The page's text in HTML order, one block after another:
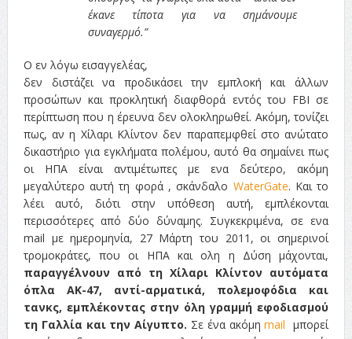
έκανε τίποτα για να σημάνουμε
συναγερμό.”
Ο εν λόγω εισαγγελέας,
δεν διστάζει να προδικάσει την εμπλοκή και άλλων
προσώπων και προκλητική διαφθορά εντός του FBI σε
περίπτωση που η έρευνα δεν ολοκληρωθεί. Ακόμη, τονίζει
πως, αν η Χίλαρι Κλίντον δεν παραπεμφθεί στο ανώτατο
δικαστήριο για εγκλήματα πολέμου, αυτό θα σημαίνει πως
οι ΗΠΑ είναι αντιμέτωπες με ενα δεύτερο, ακόμη
μεγαλύτερο αυτή τη φορά , σκάνδαλο WaterGate. Και το
λέει αυτό, διότι στην υπόθεση αυτή, εμπλέκονται
περισσότερες από δύο δύναμης. Συγκεκριμένα, σε ενα
mail με ημερομηνία, 27 Μάρτη του 2011, οι σημερινοί
τρομοκράτες, που οι ΗΠΑ και ολη η Δύση μάχονται,
παραγγέλνουν από τη Χίλαρι Κλίντον αυτόματα
όπλα ΑΚ-47, αντί-αρματικά, πολεμοφόδια και
τανκς, εμπλέκοντας στην όλη γραμμή εφοδιασμού
τη Γαλλία και την Αίγυπτο. Σε ένα ακόμηmail μπορεί